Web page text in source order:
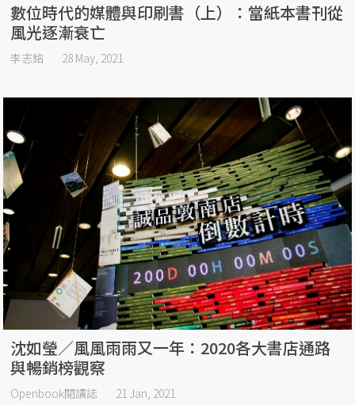
數位時代的媒體與印刷書（上）：當紙本書刊從
風光逐漸衰亡
李志銘 28 May, 2021
沈如瑩／風風雨雨又一年：2020各大書店通路
與暢銷榜觀察​
Openbook閱讀誌 21 Jan, 2021